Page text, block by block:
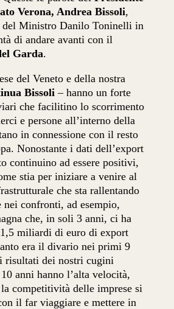
Verona, Andrea Bissoli,
del Ministro Danilo Toninelli in
di andare avanti con il
Garda.
del Veneto e della nostra
Bissoli – hanno un forte
che facilitino lo scorrimento
e persone all’interno della
in connessione con il resto
Nonostante i dati dell’export
continuino ad essere positivi,
stia per iniziare a venire al
che sta rallentando
nei confronti, ad esempio,
che, in soli 3 anni, ci ha
miliardi di euro di export
era il divario nei primi 9
risultati dei nostri cugini
anni hanno l’alta velocità,
competitività delle imprese si
il far viaggiare e mettere in